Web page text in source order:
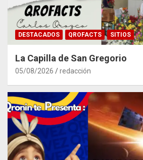
DESTACADOS QROFACTS SITIOS
La Capilla de San Gregorio
05/08/2026 redacción